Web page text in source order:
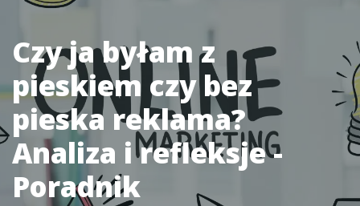
Czy ja byłam z
pieskiem czy bez
pieska reklama?
Analiza i refleksje -
Poradnik